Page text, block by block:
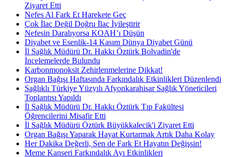
Ziyaret Etti
Nefes Al Fark Et Harekete Geç
Çok İlaç Değil Doğru İlaç İyileştirir
Nefesin Daralıyorsa KOAH’ı Düşün
Diyabet ve Esenlik-14 Kasım Dünya Diyabet Günü
İl Sağlık Müdürü Dr. Hakkı Öztürk Bolvadin'de
İncelemelerde Bulundu
Karbonmonoksit Zehirlenmelerine Dikkat!
Organ Bağışı Haftasında Farkındalık Etkinlikleri Düzenlendi
Sağlıklı Türkiye Yüzyılı Afyonkarahisar Sağlık Yöneticileri
Toplantısı Yapıldı
İl Sağlık Müdürü Dr. Hakkı Öztürk Tıp Fakültesi
Öğrencilerini Misafir Etti
İl Sağlık Müdürü Öztürk Büyükkalecik'i Ziyaret Etti
Organ Bağışı Yaparak Hayat Kurtarmak Artık Daha Kolay
Her Dakika Değerli, Sen de Fark Et Hayatın Değişsin!
Meme Kanseri Farkındalık Ayı Etkinlikleri